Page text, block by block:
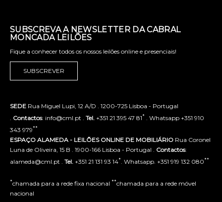
SUBSCREVA A NEWSLETTER DA CABRAL
MONCADA LEILÕES
Fique a conhecer todos os nossos leilões online e presenciais!
SUBSCREVER
SEDE Rua Miguel Lupi, 12 A/D . 1200-725 Lisboa - Portugal
Contactos: info@cml.pt . Tel. +351 21 395 47 81* . Whatsapp +351 910
343 979**
ESPAÇO ALAMEDA - LEILÕES ONLINE DE MOBILIÁRIO Rua Coronel
Luna de Oliveira, 15 B . 1900-166 Lisboa - Portugal . Contactos:
alameda@cml.pt . Tel. +351 21 131 93 14* . Whatsapp. +351 919 132 080**
*chamada para a rede fixa nacional **chamada para a rede móvel
nacional